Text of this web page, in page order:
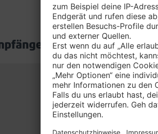
in deinem Markt